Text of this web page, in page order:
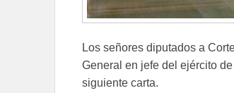
Los señores diputados a
General en jefe del ejército
siguiente carta.